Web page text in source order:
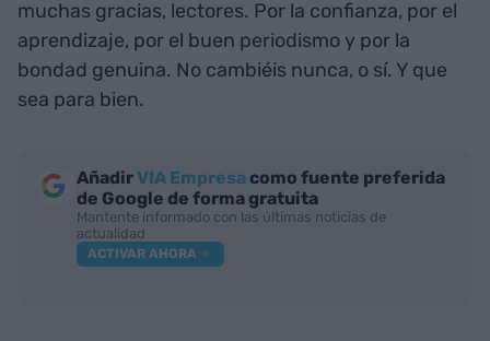
muchas gracias, lectores. Por la confianza, por el
aprendizaje, por el buen periodismo y por la
bondad genuina. No cambiéis nunca, o sí. Y que
sea para bien.
AñadirVIA Empresa como fuente preferida
de Google de forma gratuita
Mantente informado con las últimas noticias de
actualidad
ACTIVAR AHORA